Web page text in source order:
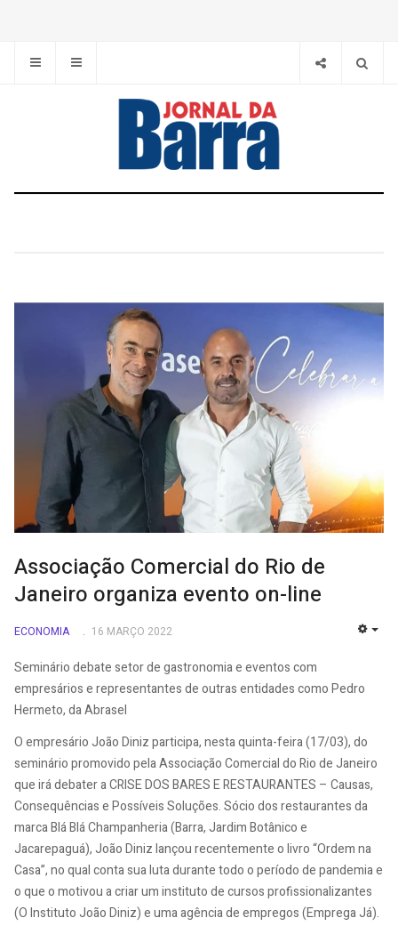
Associação Comercial do Rio de
Janeiro organiza evento on-line
ECONOMIA 16 MARÇO 2022
Seminário debate setor de gastronomia e eventos com
empresários e representantes de outras entidades como Pedro
Hermeto, da Abrasel
O empresário João Diniz participa, nesta quinta-feira (17/03), do
seminário promovido pela Associação Comercial do Rio de Janeiro
que irá debater a CRISE DOS BARES E RESTAURANTES – Causas,
Consequências e Possíveis Soluções. Sócio dos restaurantes da
marca Blá Blá Champanheria (Barra, Jardim Botânico e
Jacarepaguá), João Diniz lançou recentemente o livro “Ordem na
Casa”, no qual conta sua luta durante todo o período de pandemia e
o que o motivou a criar um instituto de cursos profissionalizantes
(O Instituto João Diniz) e uma agência de empregos (Emprega Já).